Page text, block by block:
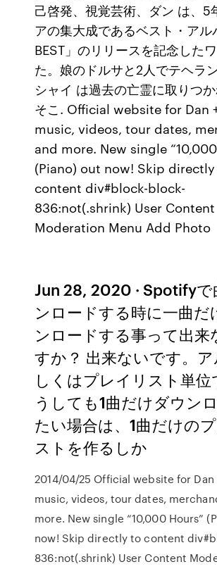
己啓発、視覚芸術、ダン は、5
アの集大成であるベスト・アル
BEST」のリリースを記念した
た。娘のドルサと2人でテヘラ
シャイ は過去の亡霊に取りつか
そこ. Official website for Dan
music, videos, tour dates,
and more. New single
(Piano) out now! Skip
content div#block-block-
836:not(.shrink) User Content
Moderation Menu Add Photo
Jun 28, 2020 · Spotifyで
ンロードする時に一曲だ
ンロードする事って出来
すか？ 出来ないです。
しくはプレイリスト単位
うしても1曲だけダウン
たい場合は、1曲だけの
ストを作るしか
2014/04/25 Official website for Dan
music, videos, tour dates,
more. New single “10,000 Hours”
now! Skip directly to content
836:not(.shrink) User Content